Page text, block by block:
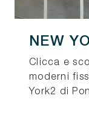
NEW
Clicca e
moderni
York2 di